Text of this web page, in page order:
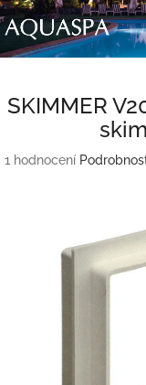
Přejít
na
obsah
SKIMMER
Průměrné
1 hodnocení